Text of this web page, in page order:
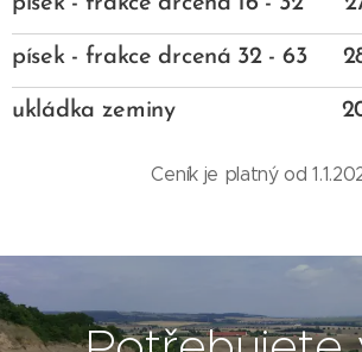
písek - frakce drcená 32 - 63
ukládka zeminy
Ceník je platný od